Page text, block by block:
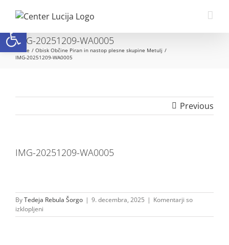
content
IMG-20251209-WA0005
Home
Obisk Občine Piran in nastop plesne skupine Metulj
IMG-20251209-WA0005
Previous
IMG-20251209-WA0005
ByTedeja Rebula Šorgo | 9. decembra, 2025 | Komentarji so
izklopljeni
IMG-
Open toolbar